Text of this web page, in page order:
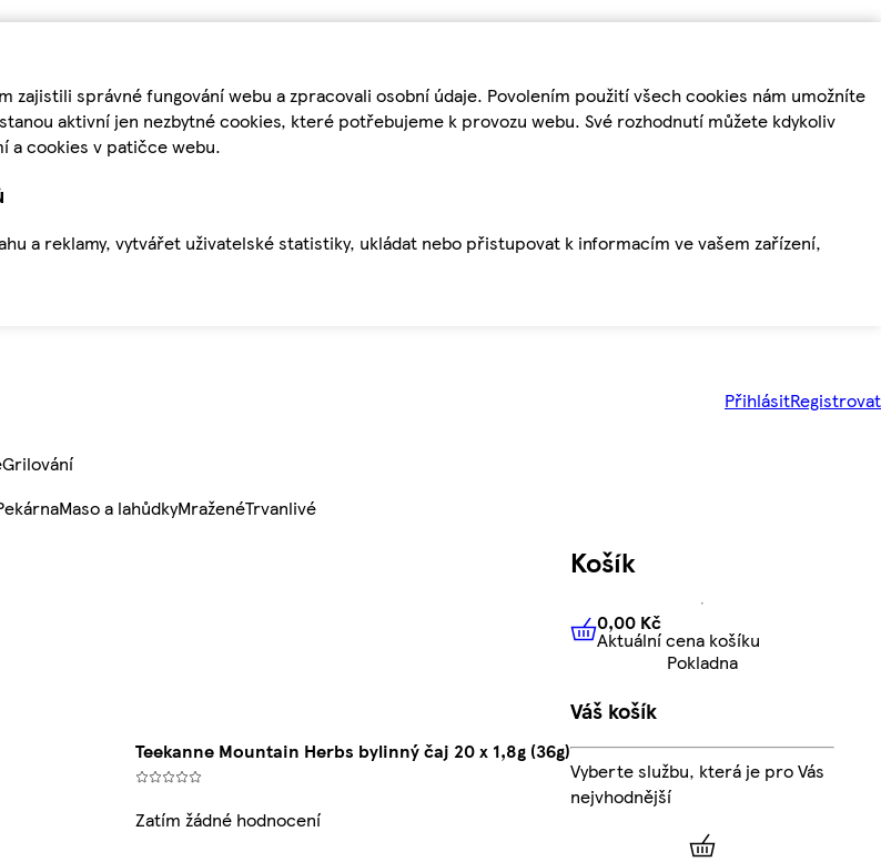
zajistili správné fungování webu a zpracovali osobní údaje. Povolením použití všech cookies nám umožníte
aktivní jen nezbytné cookies, které potřebujeme k provozu webu. Své rozhodnutí můžete kdykoliv
a cookies v patičce webu.
a reklamy, vytvářet uživatelské statistiky, ukládat nebo přistupovat k informacím ve vašem zařízení,
PřihlásitRegistrovat
Grilování
Maso a lahůdkyMraženéTrvanlivé
Teekanne Mountain Herbs bylinný čaj 20 x 1,8g (36g)
Zatím žádné hodnocení
Košík
0,00 KčAktuální cena košíku
0,00 Kč
Aktuální cena košíku
Pokladna
Váš košík
Vyberte službu, která je pro Vás
nejvhodnější